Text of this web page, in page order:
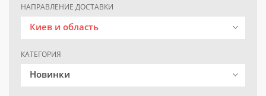
НАПРАВЛЕНИЕ ДОСТАВКИ
Киев и область
КАТЕГОРИЯ
Новинки